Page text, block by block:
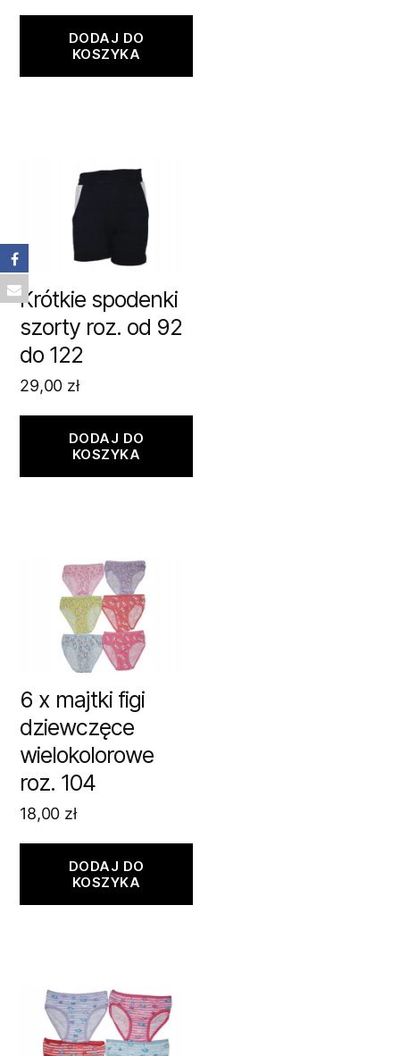
DODAJ DO
KOSZYKA
Krótkie spodenki
szorty roz. od 92
do 122
29,00 zł
DODAJ DO
KOSZYKA
6 x majtki figi
dziewczęce
wielokolorowe
roz. 104
18,00 zł
DODAJ DO
KOSZYKA